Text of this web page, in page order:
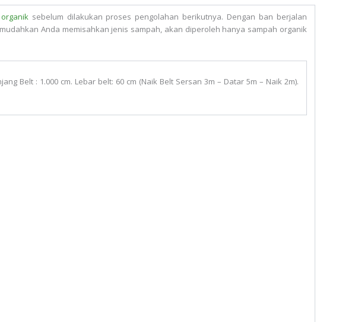
organiksebelum dilakukan proses pengolahan berikutnya. Dengan ban berjalan
Anda memisahkan jenis sampah, akan diperoleh hanya sampah organik
Belt : 1.000 cm. Lebar belt: 60 cm (Naik Belt Sersan 3m – Datar 5m – Naik 2m).